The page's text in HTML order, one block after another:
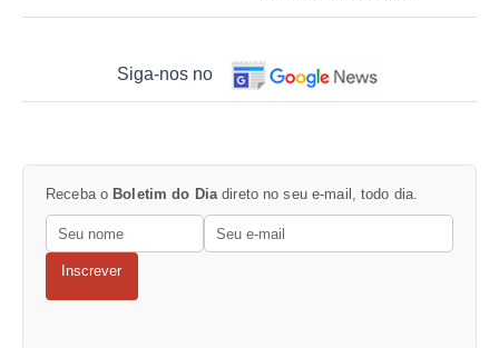
Siga-nos no
Receba o Boletim do Dia direto no seu e-mail, todo dia.
Inscrever